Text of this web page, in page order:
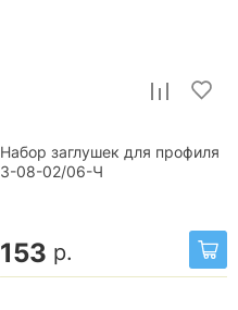
Набор заглушек для профиля
3-08-02/06-Ч
153 р.